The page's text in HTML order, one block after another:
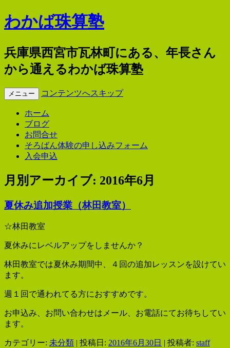
わかば珠算塾
兵庫県西宮市瓦林町にある、年長さん
から通えるわかば珠算塾
メニュー コンテンツへスキップ
ホーム
ブログ
お問合せ
そろばん体験の申し込みフォーム
入会申込
月別アーカイブ: 2016年6月
夏休み追加授業（林田教室）
☆林田教室
夏休みにレベルアップをしませんか？
林田教室では夏休み期間中、４回の追加レッスンを設けてい
ます。
週１回で通われてる方におすすめです。
お申込み、お問い合わせはメール、お電話にてお待ちしてい
ます。
カテゴリー: 未分類 | 投稿日: 2016年6月30日 | 投稿者: staff